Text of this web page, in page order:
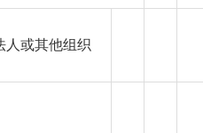
其他组织